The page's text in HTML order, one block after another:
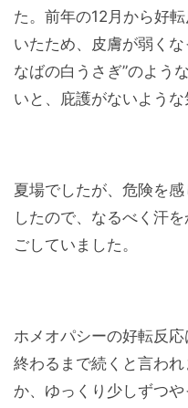
た。前年の12月から好
いたため、皮膚が弱く
なばの白うさぎ”のよう
いと、庇護がないような
夏場でしたが、危険を
したので、なるべく汗
ごしていました。
ホメオパシーの好転反
終わるまで続くと言わ
か、ゆっくり少しずつ